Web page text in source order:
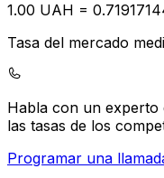
1.00 UAH = 0.71
Tasa del mercado
Habla con un experto
las tasas de los
Programar una